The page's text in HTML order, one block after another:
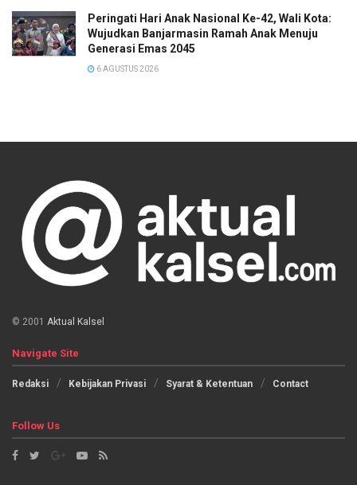
Peringati Hari Anak Nasional Ke-42, Wali Kota:
Wujudkan Banjarmasin Ramah Anak Menuju
Generasi Emas 2045
6 AGUSTUS 2026
© 2001 Aktual Kalsel
Navigate Site
Redaksi Kebijakan Privasi Syarat & Ketentuan Contact
Follow Us